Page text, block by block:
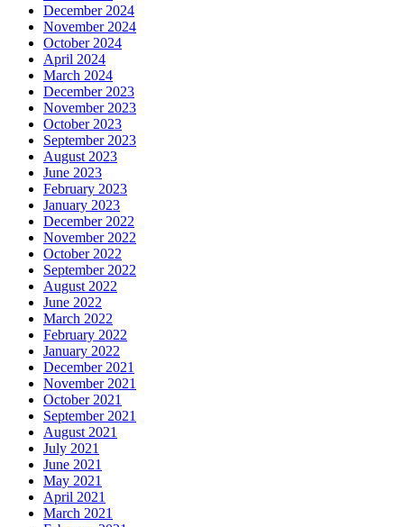
December 2024
November 2024
October 2024
April 2024
March 2024
December 2023
November 2023
October 2023
September 2023
August 2023
June 2023
February 2023
January 2023
December 2022
November 2022
October 2022
September 2022
August 2022
June 2022
March 2022
February 2022
January 2022
December 2021
November 2021
October 2021
September 2021
August 2021
July 2021
June 2021
May 2021
April 2021
March 2021